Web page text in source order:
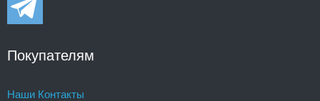
Покупателям
Наши Контакты